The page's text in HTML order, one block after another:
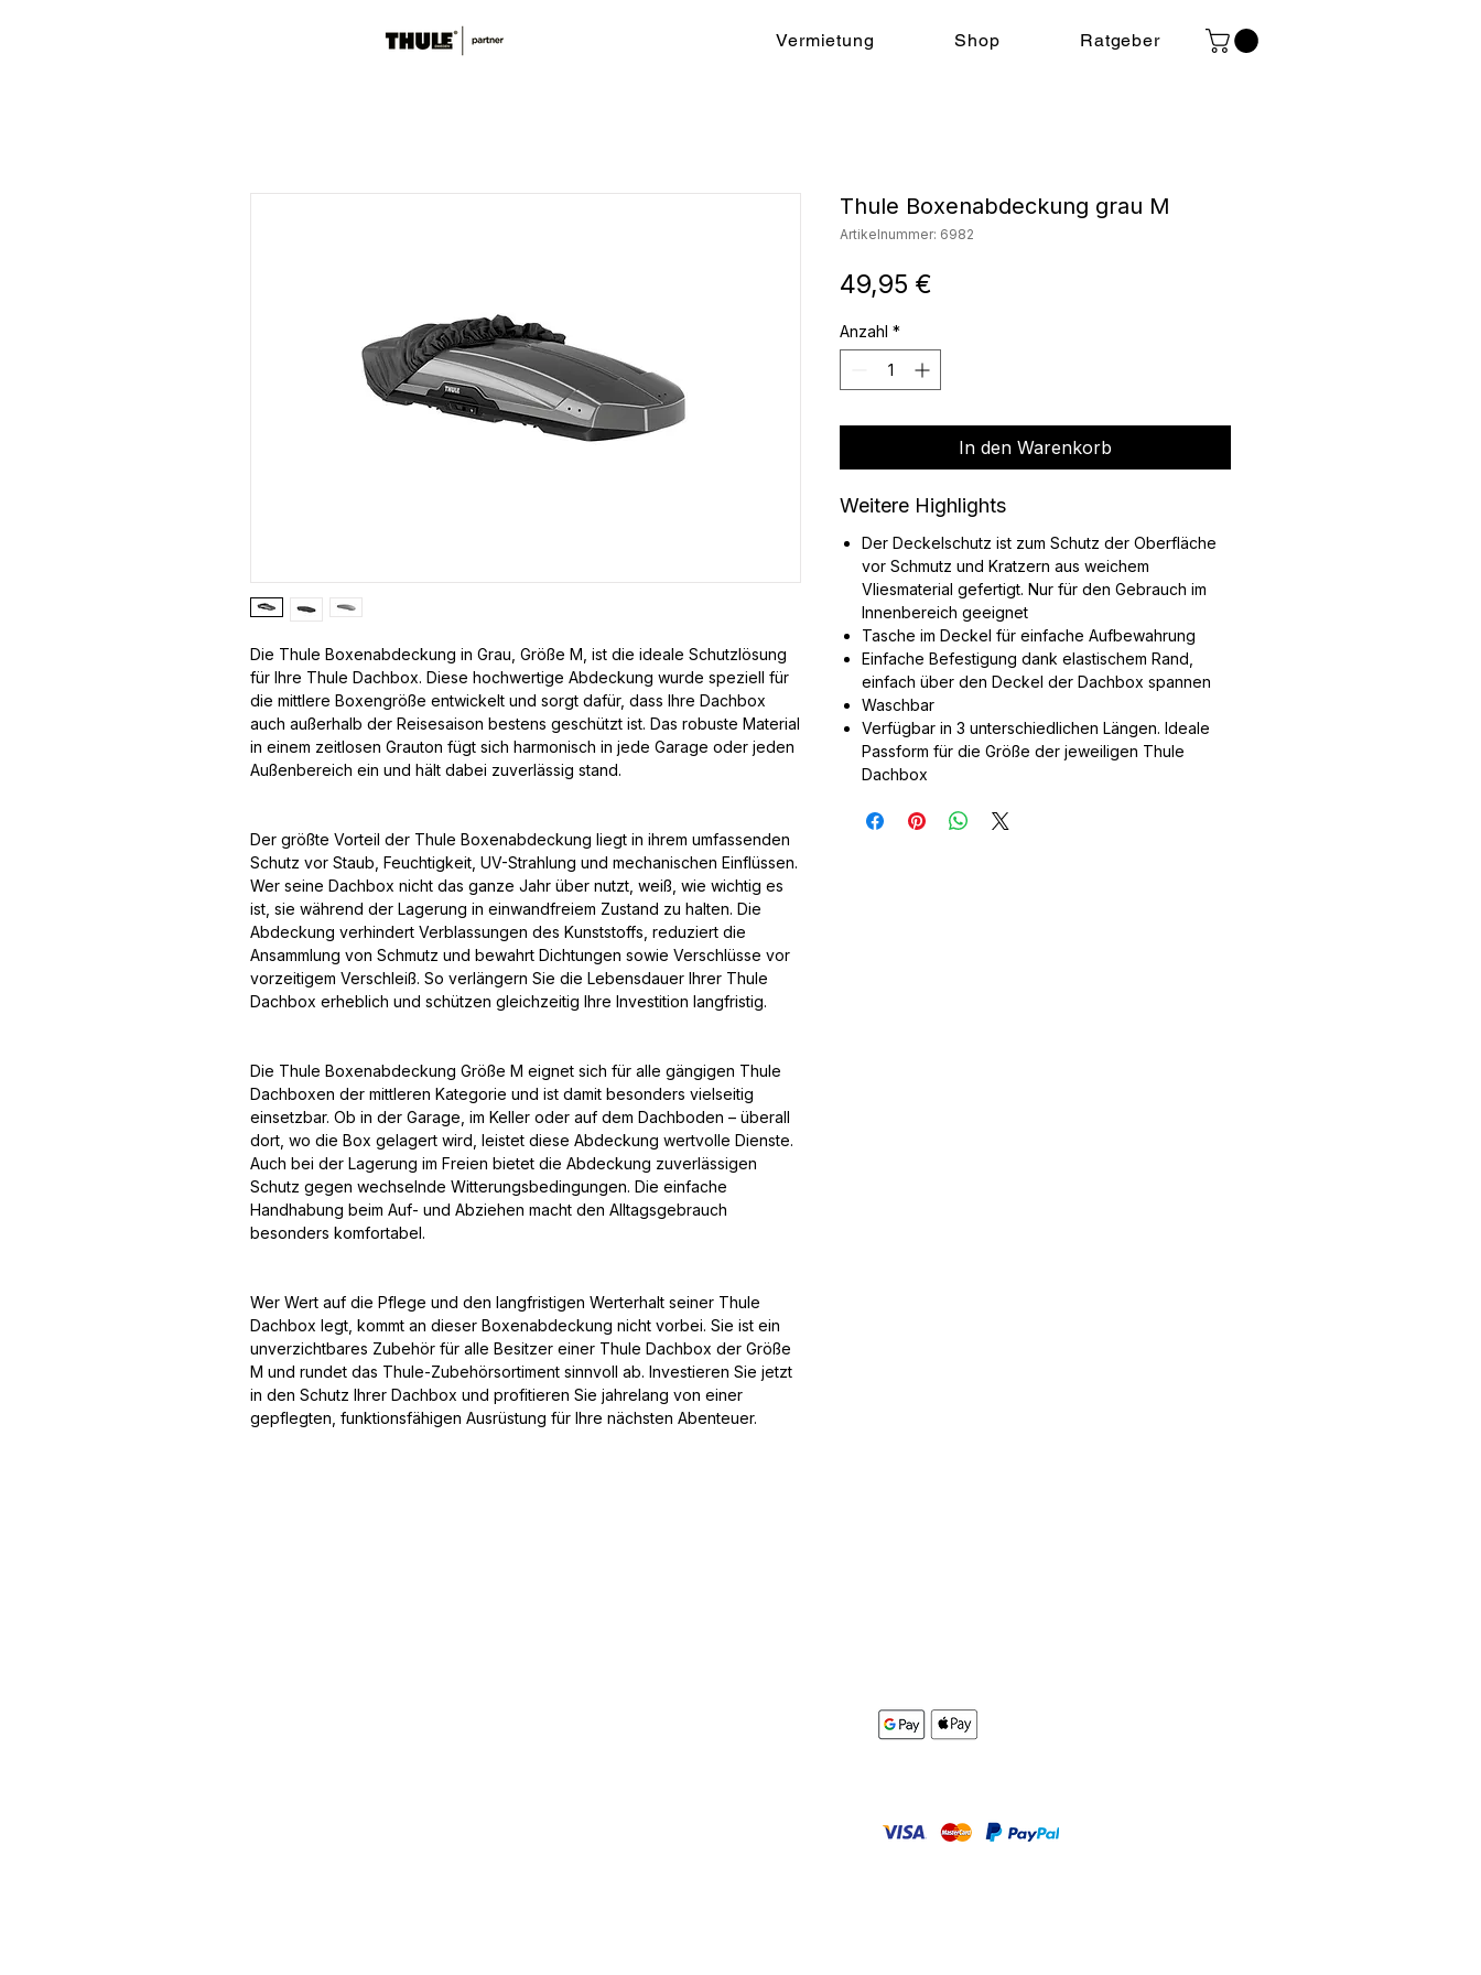
Vermietung Shop Ratgeber
Die Thule Boxenabdeckung in Grau, Größe M, ist die ideale Schutzlösung
für Ihre Thule Dachbox. Diese hochwertige Abdeckung wurde speziell für
die mittlere Boxengröße entwickelt und sorgt dafür, dass Ihre Dachbox
auch außerhalb der Reisesaison bestens geschützt ist. Das robuste Material
in einem zeitlosen Grauton fügt sich harmonisch in jede Garage oder jeden
Außenbereich ein und hält dabei zuverlässig stand.
Der größte Vorteil der Thule Boxenabdeckung liegt in ihrem umfassenden
Schutz vor Staub, Feuchtigkeit, UV-Strahlung und mechanischen Einflüssen.
Wer seine Dachbox nicht das ganze Jahr über nutzt, weiß, wie wichtig es
ist, sie während der Lagerung in einwandfreiem Zustand zu halten. Die
Abdeckung verhindert Verblassungen des Kunststoffs, reduziert die
Ansammlung von Schmutz und bewahrt Dichtungen sowie Verschlüsse vor
vorzeitigem Verschleiß. So verlängern Sie die Lebensdauer Ihrer Thule
Dachbox erheblich und schützen gleichzeitig Ihre Investition langfristig.
Die Thule Boxenabdeckung Größe M eignet sich für alle gängigen Thule
Dachboxen der mittleren Kategorie und ist damit besonders vielseitig
einsetzbar. Ob in der Garage, im Keller oder auf dem Dachboden – überall
dort, wo die Box gelagert wird, leistet diese Abdeckung wertvolle Dienste.
Auch bei der Lagerung im Freien bietet die Abdeckung zuverlässigen
Schutz gegen wechselnde Witterungsbedingungen. Die einfache
Handhabung beim Auf- und Abziehen macht den Alltagsgebrauch
besonders komfortabel.
Wer Wert auf die Pflege und den langfristigen Werterhalt seiner Thule
Dachbox legt, kommt an dieser Boxenabdeckung nicht vorbei. Sie ist ein
unverzichtbares Zubehör für alle Besitzer einer Thule Dachbox der Größe
M und rundet das Thule-Zubehörsortiment sinnvoll ab. Investieren Sie jetzt
in den Schutz Ihrer Dachbox und profitieren Sie jahrelang von einer
gepflegten, funktionsfähigen Ausrüstung für Ihre nächsten Abenteuer.
Thule Boxenabdeckung grau M
Artikelnummer: 6982
49,95 €
Anzahl *
In den Warenkorb
Weitere Highlights
Der Deckelschutz ist zum Schutz der Oberfläche
vor Schmutz und Kratzern aus weichem
Vliesmaterial gefertigt. Nur für den Gebrauch im
Innenbereich geeignet
Tasche im Deckel für einfache Aufbewahrung
Einfache Befestigung dank elastischem Rand,
einfach über den Deckel der Dachbox spannen
Waschbar
Verfügbar in 3 unterschiedlichen Längen. Ideale
Passform für die Größe der jeweiligen Thule
Dachbox